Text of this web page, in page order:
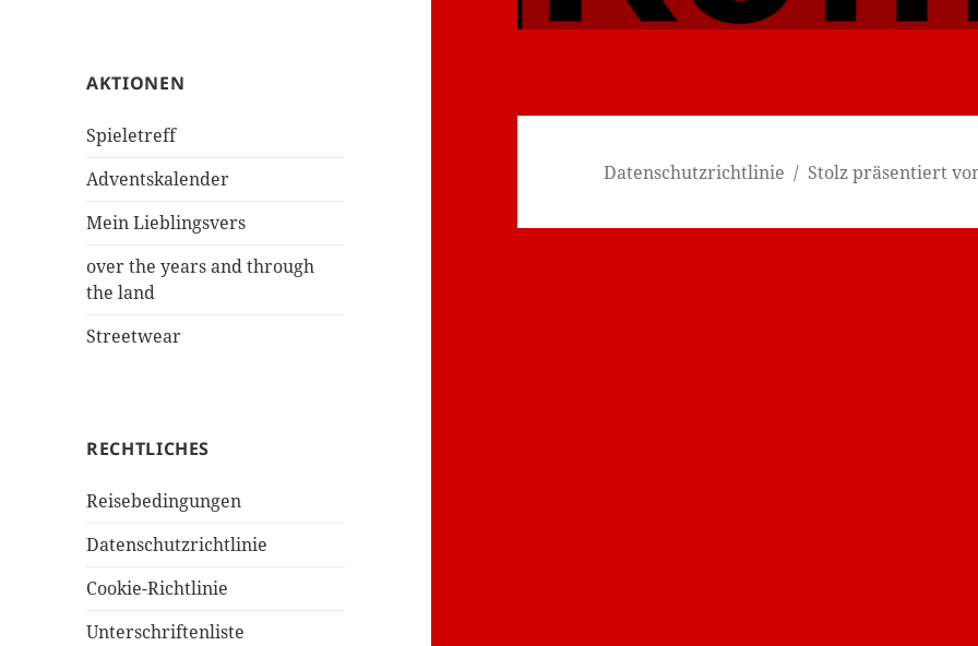
AKTIONEN
Spieletreff
Adventskalender
Mein Lieblingsvers
over the years and through
the land
Streetwear
RECHTLICHES
Reisebedingungen
Datenschutzrichtlinie
Cookie-Richtlinie
Unterschriftenliste
Datenschutzrichtlinie Stolz präsentiert